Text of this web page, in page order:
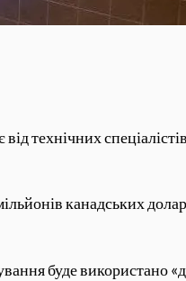
технічних
канадських
буде використано